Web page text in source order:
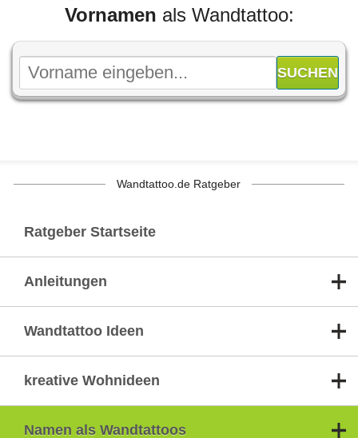
Vornamen als Wandtattoo:
Wandtattoo.de Ratgeber
Ratgeber Startseite
Anleitungen
Wandtattoo Ideen
kreative Wohnideen
Namen als Wandtattoos